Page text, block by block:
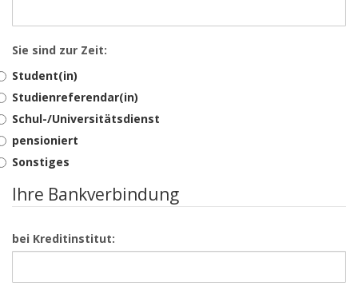
Sie sind zur Zeit:
Student(in)
Studienreferendar(in)
Schul-/Universitätsdienst
pensioniert
Sonstiges
Ihre Bankverbindung
bei Kreditinstitut: